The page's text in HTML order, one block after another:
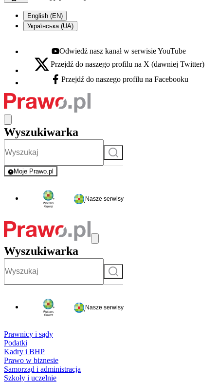
English (EN)
Українська (UA)
Youtube - otwiera się w nowej karcie
Odwiedź nasz kanał w serwisie YouTube
X - otwiera się w nowej karcie
Przejdź do naszego profilu na X (dawniej Twitter)
Facebook - otwiera się w nowej karcie
Przejdź do naszego profilu na Facebooku
Wyszukiwarka
Szukaj
Moje Prawo.pl
- rejestracja i logowanie do serwisu
Nasze serwisy
Wyszukiwarka
Szukaj
Nasze serwisy
Prawnicy i sądy
Podatki
Kadry i BHP
Prawo w biznesie
Samorząd i administracja
Szkoły i uczelnie